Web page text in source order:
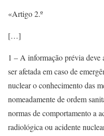
«Artigo 2.º
[…]
1 – A informação prévia deve
ser afetada em caso de
nuclear o conhecimento das
nomeadamente de ordem
normas de comportamento a
radiológica ou acidente